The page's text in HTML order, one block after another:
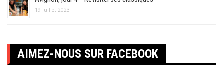
19 juillet 2023
AIMEZ-NOUS SUR FACEBOOK